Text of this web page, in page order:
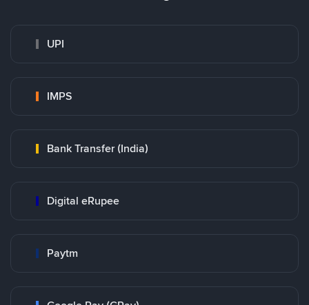
UPI
IMPS
Bank Transfer (India)
Digital eRupee
Paytm